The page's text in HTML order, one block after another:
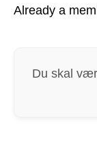
Already a
Du skal